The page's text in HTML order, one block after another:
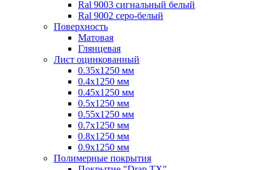
Ral 9003 сигнальный белый
Ral 9002 серо-белый
Поверхность
Матовая
Глянцевая
Лист оцинкованный
0.35х1250 мм
0.4х1250 мм
0.45х1250 мм
0.5х1250 мм
0.55х1250 мм
0.7х1250 мм
0.8х1250 мм
0.9х1250 мм
Полимерные покрытия